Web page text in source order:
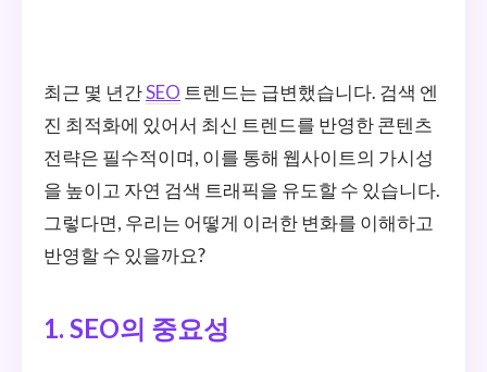
최근 몇 년간SEO 트렌드는 급변했습니다. 검색 엔
진 최적화에 있어서 최신 트렌드를 반영한 콘텐츠
전략은 필수적이며, 이를 통해 웹사이트의 가시성
을 높이고 자연 검색 트래픽을 유도할 수 있습니다.
그렇다면, 우리는 어떻게 이러한 변화를 이해하고
반영할 수 있을까요?
1. SEO의 중요성